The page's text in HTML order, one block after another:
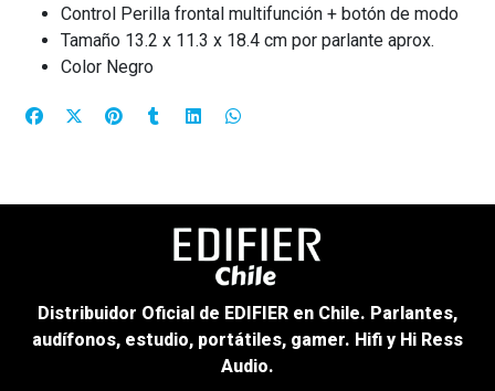
Control Perilla frontal multifunción + botón de modo
Tamaño 13.2 x 11.3 x 18.4 cm por parlante aprox.
Color Negro
Distribuidor Oficial de EDIFIER en Chile. Parlantes,
audífonos, estudio, portátiles, gamer. Hifi y Hi Ress
Audio.